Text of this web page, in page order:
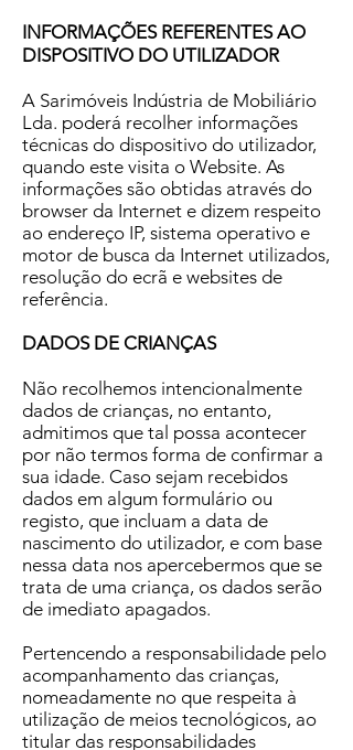
INFORMAÇÕES REFERENTES AO
DISPOSITIVO DO UTILIZADOR
A Sarimóveis Indústria de Mobiliário
Lda. poderá recolher informações
técnicas do dispositivo do utilizador,
quando este visita o Website. As
informações são obtidas através do
browser da Internet e dizem respeito
ao endereço IP, sistema operativo e
motor de busca da Internet utilizados,
resolução do ecrã e websites de
referência.
DADOS DE CRIANÇAS
Não recolhemos intencionalmente
dados de crianças, no entanto,
admitimos que tal possa acontecer
por não termos forma de confirmar a
sua idade. Caso sejam recebidos
dados em algum formulário ou
registo, que incluam a data de
nascimento do utilizador, e com base
nessa data nos apercebermos que se
trata de uma criança, os dados serão
de imediato apagados.
Pertencendo a responsabilidade pelo
acompanhamento das crianças,
nomeadamente no que respeita à
utilização de meios tecnológicos, ao
titular das responsabilidades